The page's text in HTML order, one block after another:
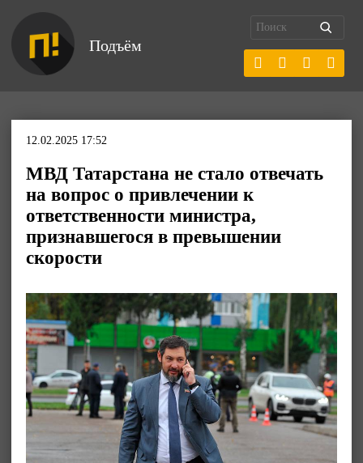
Подъём
12.02.2025 17:52
МВД Татарстана не стало отвечать
на вопрос о привлечении к
ответственности министра,
признавшегося в превышении
скорости